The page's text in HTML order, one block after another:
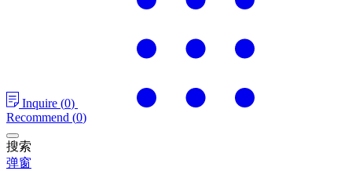
Inquire (0)
Recommend (0)
搜索
弹窗